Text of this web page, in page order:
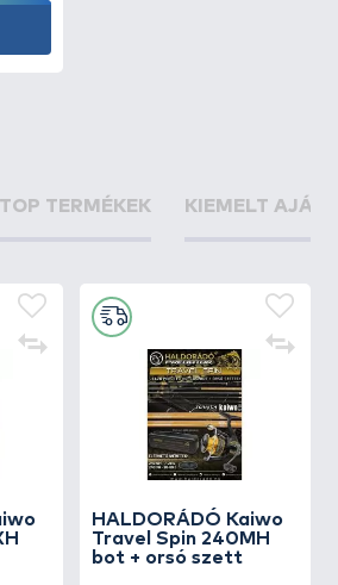
TOP TERMÉKEK KIEMELT
HALDORÁDÓ Kaiwo
Travel Spin 240MH
bot + orsó szett